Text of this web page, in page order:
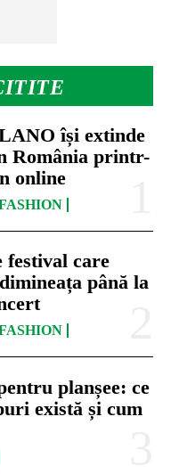
își extinde
România printr-
online
festival care
până la
planșee: ce
există și cum